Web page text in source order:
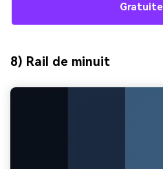
8) Rail de minuit